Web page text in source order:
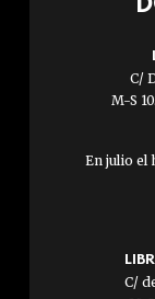
C/
M-S
En julio el
C/